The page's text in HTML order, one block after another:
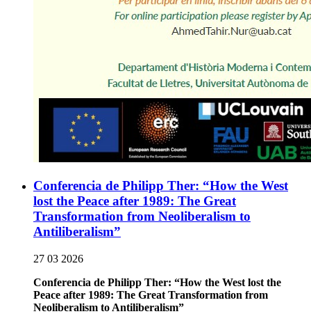
Conferencia de Philipp Ther: “How the West
lost the Peace after 1989: The Great
Transformation from Neoliberalism to
Antiliberalism”
27 03 2026
Conferencia de Philipp Ther: “How the West lost the
Peace after 1989: The Great Transformation from
Neoliberalism to Antiliberalism”